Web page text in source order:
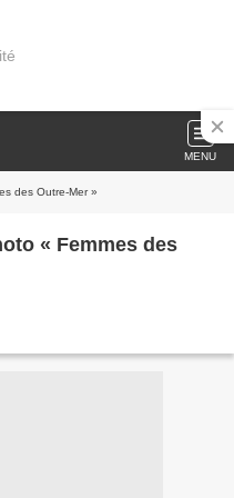
MENU
des Outre-Mer »
« Femmes des